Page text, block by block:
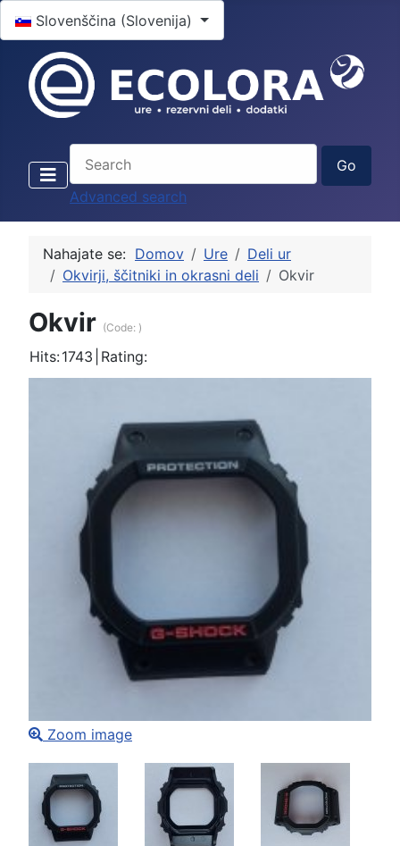
Select your language
Slovenščina (Slovenija)
Advanced search
Nahajate se: Domov Ure
Deli ur
Okvirji, ščitniki in okrasni deli
Okvir
Okvir (Code: )
Hits:1743 Rating:
Zoom image